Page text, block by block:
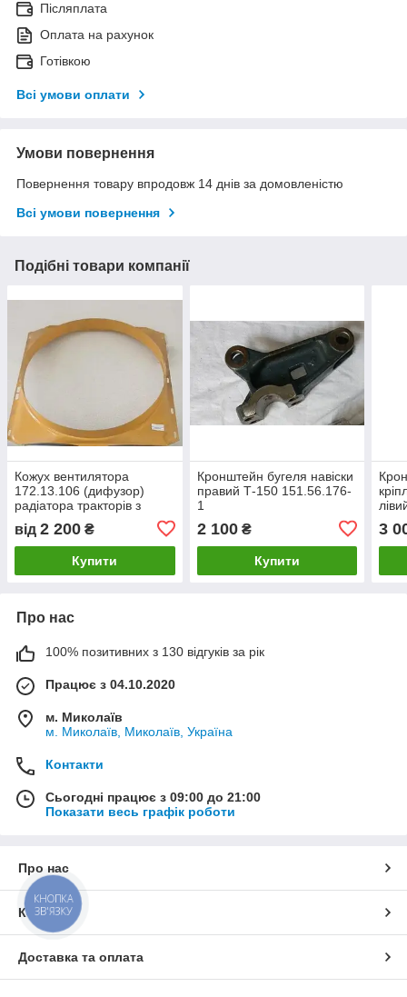
Післяплата
Оплата на рахунок
Готівкою
Всі умови оплати
Умови повернення
Повернення товару впродовж 14 днів за домовленістю
Всі умови повернення
Подібні товари компанії
Кожух вентилятора
172.13.106 (дифузор)
радіатора тракторів з
ХТЗ-17221
від 2 200 ₴
Купити
Кронштейн бугеля навіски
правий Т-150 151.56.176-
1
2 100₴
Купити
3
Про нас
100% позитивних з 130 відгуків за рік
Працює з 04.10.2020
м. Миколаїв
м. Миколаїв, Миколаїв, Україна
Контакти
Сьогодні працює з 09:00 до 21:00
Показати весь графік роботи
Про нас
Контакти
Доставка та оплата
КНОПКА
ЗВ'ЯЗКУ